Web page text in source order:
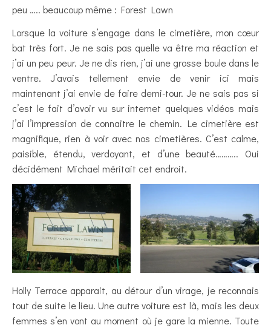
peu ….. beaucoup même : Forest Lawn
Lorsque la voiture s’engage dans le cimetière, mon cœur
bat très fort. Je ne sais pas quelle va être ma réaction et
j’ai un peu peur. Je ne dis rien, j’ai une grosse boule dans le
ventre. J’avais tellement envie de venir ici mais
maintenant j’ai envie de faire demi-tour. Je ne sais pas si
c’est le fait d’avoir vu sur internet quelques vidéos mais
j’ai l’impression de connaitre le chemin. Le cimetière est
magnifique, rien à voir avec nos cimetières. C’est calme,
paisible, étendu, verdoyant, et d’une beauté……….. Oui
décidément Michael méritait cet endroit.
Holly Terrace apparait, au détour d’un virage, je reconnais
tout de suite le lieu. Une autre voiture est là, mais les deux
femmes s’en vont au moment où je gare la mienne. Toute